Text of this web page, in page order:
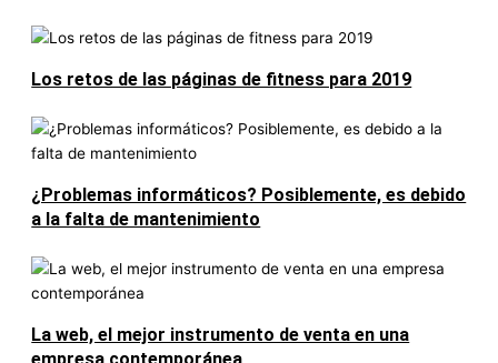
Los retos de las páginas de fitness para 2019
¿Problemas informáticos? Posiblemente, es debido
a la falta de mantenimiento
La web, el mejor instrumento de venta en una